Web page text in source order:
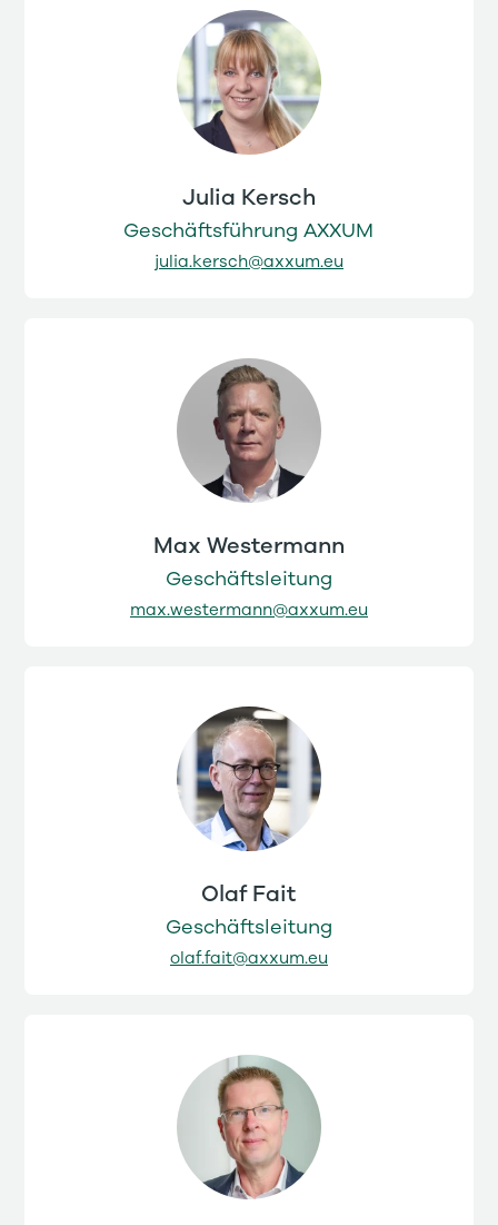
Julia Kersch
Geschäftsführung AXXUM
julia.kersch@axxum.eu
Max Westermann
Geschäftsleitung
max.westermann@axxum.eu
Olaf Fait
Geschäftsleitung
olaf.fait@axxum.eu